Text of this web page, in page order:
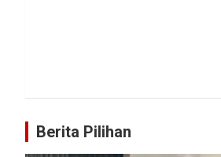
Berita Pilihan